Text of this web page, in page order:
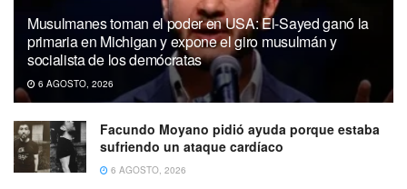
Musulmanes toman el poder en USA: El-Sayed ganó la
primaria en Michigan y expone el giro musulmán y
socialista de los demócratas
6 AGOSTO, 2026
Facundo Moyano pidió ayuda porque estaba
sufriendo un ataque cardíaco
6 AGOSTO, 2026